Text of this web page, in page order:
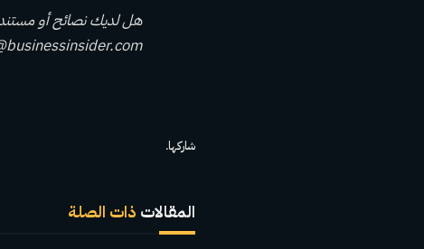
هل لديك نصائح أو
شاركها.
المقالات ذات الصلة